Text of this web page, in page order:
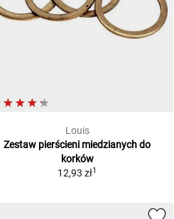
Louis
Zestaw pierścieni miedzianych do
korków
12,93 zł1